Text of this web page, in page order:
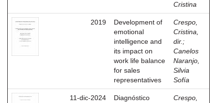
Cristina
2019
Development of
emotional
intelligence and
its impact on
work life balance
for sales
representatives
Crespo,
Cristina,
dir. ;
Canelos
Naranjo,
Silvia
Sofía
11-dic-2024
Diagnóstico
Crespo,